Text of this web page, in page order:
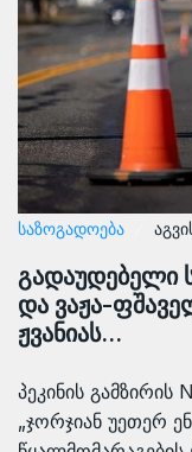
ᲡᲐᲖᲝᲒᲐᲓᲝᲔᲑᲐ
გადაუდებელი
და ვაჟა-
ჟვანიას…
პეკინის გამზირის
„ჯორჯიან უეთერ